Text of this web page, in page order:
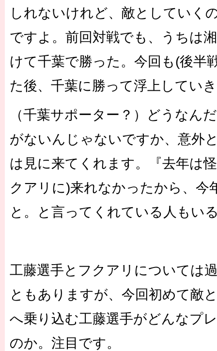
しれないけれど、敵としていく
ですよ。前回対戦でも、うちは
けて千葉で勝った。今回も(後半
た後、千葉に勝って浮上してい
（千葉サポーター？）どうな
がないんじゃないですか、意外
は見に来てくれます。『去年は
クアリに)来れなかったから、今
と。と言ってくれている人もい
工藤選手とフクアリについては
ともありますが、今回初めて敵
へ乗り込む工藤選手がどんなプ
のか。注目です。